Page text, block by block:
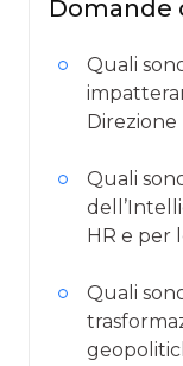
Domande
Quali
Direzione
Quali
HR e per
Quali